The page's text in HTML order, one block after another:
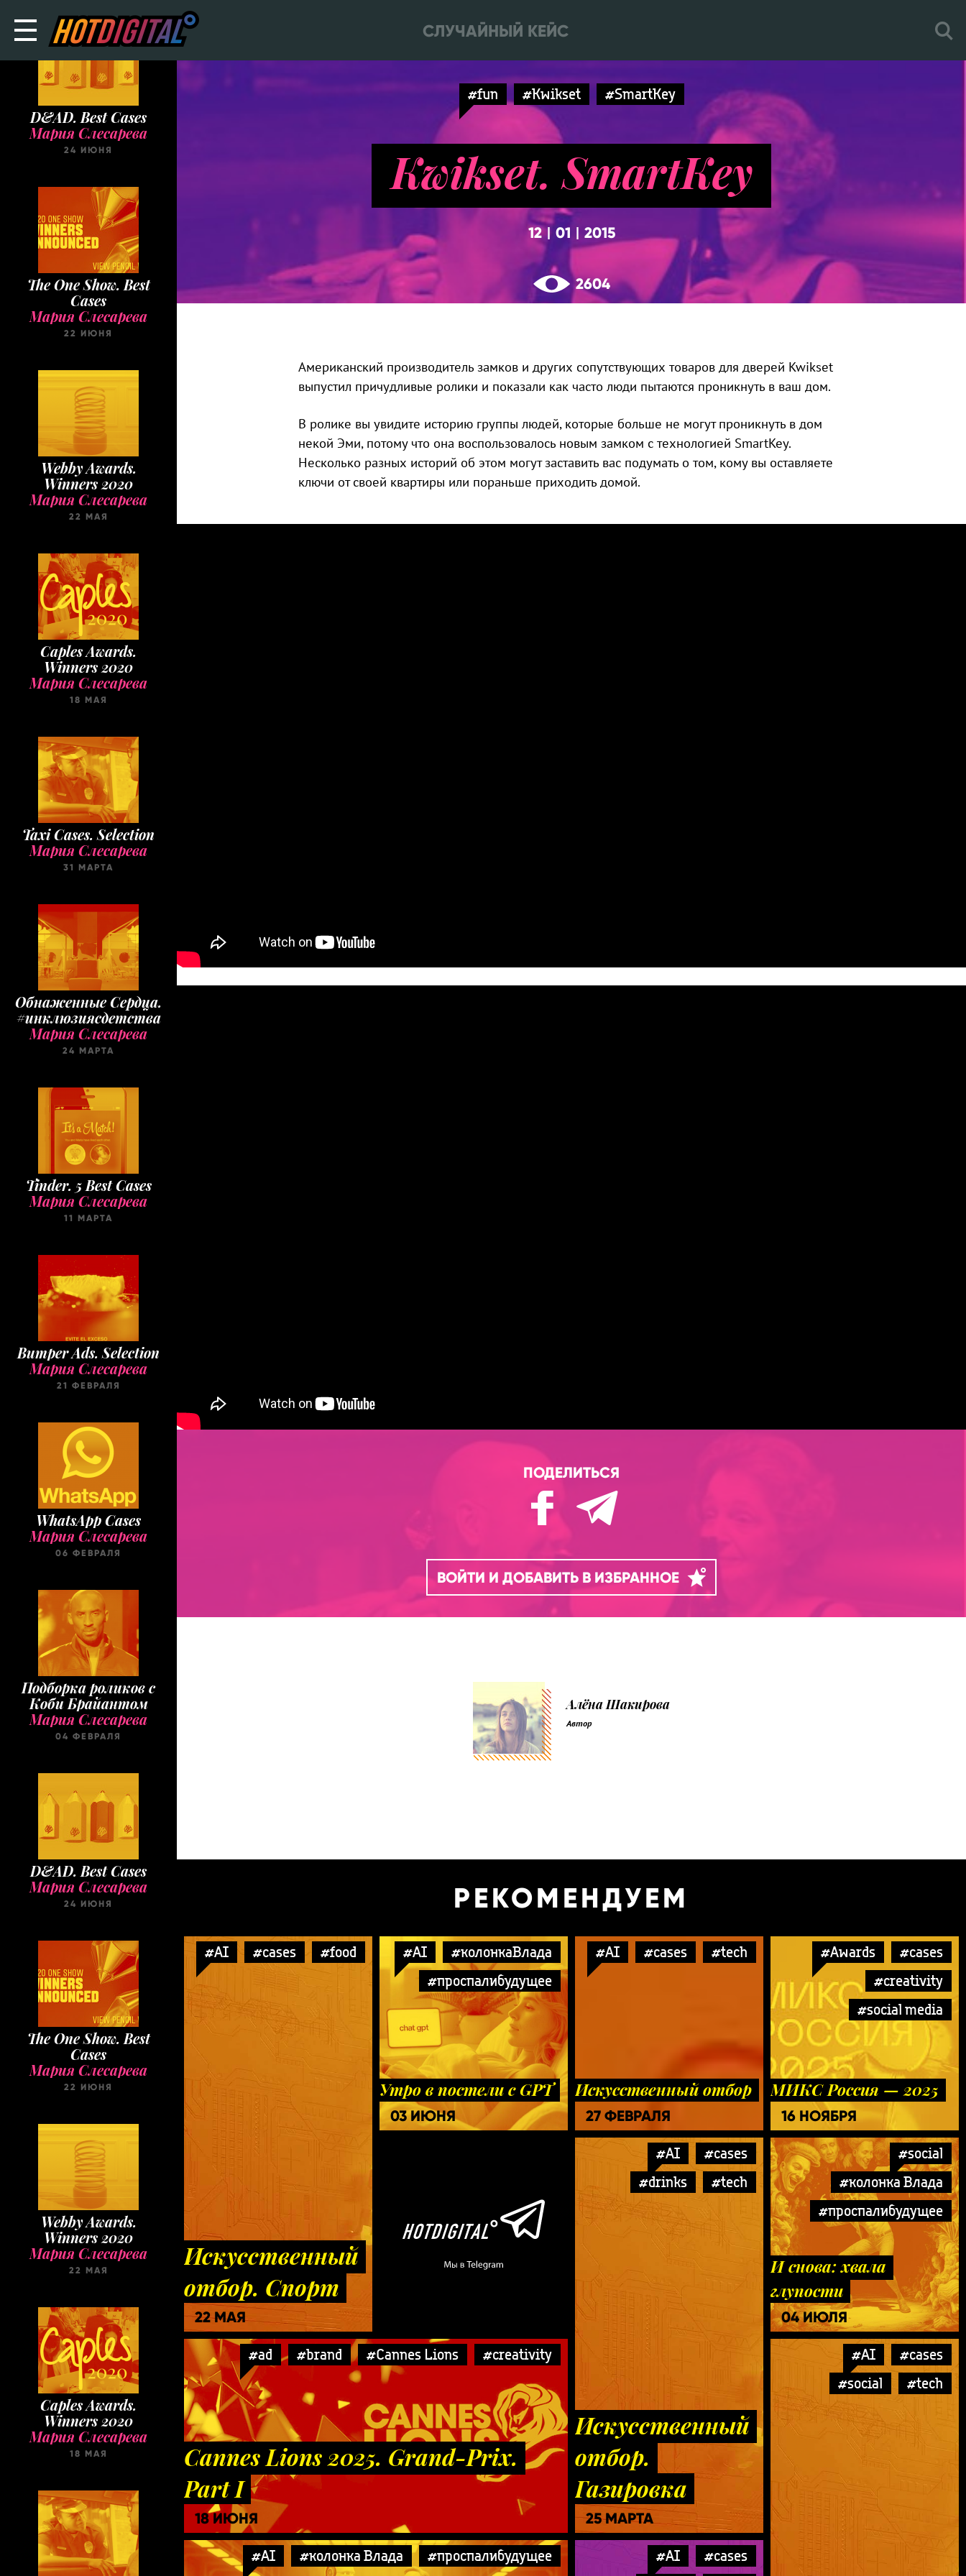
СЛУЧАЙНЫЙ КЕЙС
D&AD. Best Cases
Мария Слесарева
24 ИЮНЯ
The One Show. Best
Cases
Мария Слесарева
22 ИЮНЯ
Webby Awards.
Winners 2020
Мария Слесарева
22 МАЯ
Caples Awards.
Winners 2020
Мария Слесарева
18 МАЯ
Taxi Cases. Selection
Мария Слесарева
31 МАРТА
Обнаженные Cердца.
#инклюзиясдетства
Мария Слесарева
24 МАРТА
Tinder. 5 Best Cases
Мария Слесарева
11 МАРТА
Bumper Ads. Selection
Мария Слесарева
21 ФЕВРАЛЯ
WhatsApp Cases
Мария Слесарева
06 ФЕВРАЛЯ
Подборка роликов с
Коби Брайантом
Мария Слесарева
04 ФЕВРАЛЯ
D&AD. Best Cases
Мария Слесарева
24 ИЮНЯ
The One Show. Best
Cases
Мария Слесарева
22 ИЮНЯ
Webby Awards.
Winners 2020
Мария Слесарева
22 МАЯ
Caples Awards.
Winners 2020
Мария Слесарева
18 МАЯ
#fun #Kwikset #SmartKey
Kwikset. SmartKey
12| 01 2015
2604
Американский производитель замков и других сопутствующих товаров для дверей Kwikset
выпустил причудливые ролики и показали как часто люди пытаются проникнуть в ваш дом.
В ролике вы увидите историю группы людей, которые больше не могут проникнуть в дом
некой Эми, потому что она воспользовалось новым замком с технологией SmartKey.
Несколько разных историй об этом могут заставить вас подумать о том, кому вы оставляете
ключи от своей квартиры или пораньше приходить домой.
ПОДЕЛИТЬСЯ
ВОЙТИ И ДОБАВИТЬ В ИЗБРАННОЕ
Алёна Шакирова
Автор
РЕКОМЕНДУЕМ
#AI #cases #food
Искусственный
отбор. Спорт
22 МАЯ
#AI
#колонкаВлада
#проспалибудущее
Утро в постели с GPT
03 ИЮНЯ
#AI #cases #tech
Искусственный отбор
27 ФЕВРАЛЯ
#Awards
#cases
#creativity
#social media
МИКС Россия — 2025
16 НОЯБРЯ
#AI
#cases
#drinks
#tech
Искусственный
отбор.
Газировка
25 МАРТА
#ad #brand #Cannes Lions #creativity
Cannes Lions 2025. Grand-Prix.
Part I
18 ИЮНЯ
#social
#колонка Влада
#проспалибудущее
И снова: хвала
глупости
04 ИЮЛЯ
#AI
#cases
#social
#tech
#AI #колонка Влада #проспалибудущее #AI
#cases